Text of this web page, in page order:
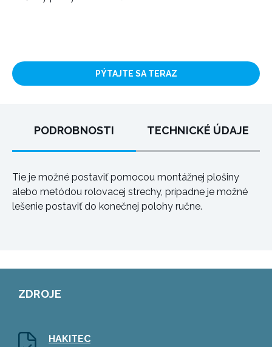
PÝTAJTE SA TERAZ
PODROBNOSTI TECHNICKÉ ÚDAJE
Tie je možné postaviť pomocou montážnej plošiny
alebo metódou rolovacej strechy, prípadne je možné
lešenie postaviť do konečnej polohy ručne.
ZDROJE
HAKITEC